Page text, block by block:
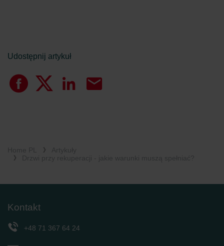
Udostępnij artykuł
Kontakt
+48 71 367 64 24